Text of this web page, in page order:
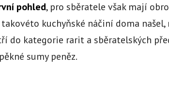
pohled, pro sběratele však mají
kuchyňské náčiní doma
do kategorie rarit a sběratelských
sumy peněz.